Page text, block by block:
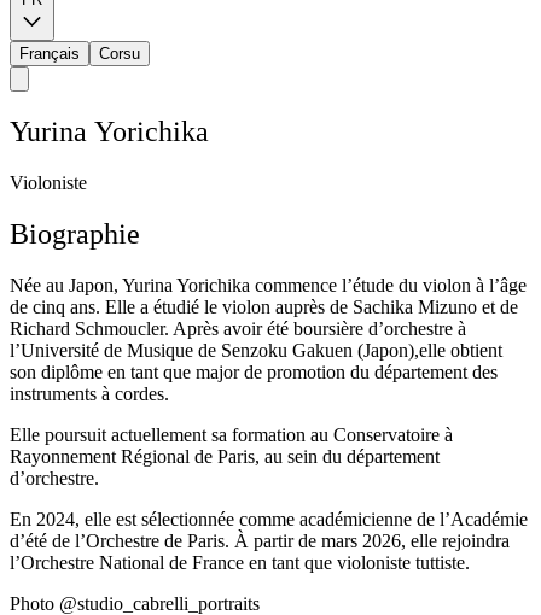
Français Corsu
Yurina Yorichika
Violoniste
Biographie
Née au Japon, Yurina Yorichika commence l’étude du violon à l’âge
de cinq ans. Elle a étudié le violon auprès de Sachika Mizuno et de
Richard Schmoucler. Après avoir été boursière d’orchestre à
l’Université de Musique de Senzoku Gakuen (Japon),elle obtient
son diplôme en tant que major de promotion du département des
instruments à cordes.
Elle poursuit actuellement sa formation au Conservatoire à
Rayonnement Régional de Paris, au sein du département
d’orchestre.
En 2024, elle est sélectionnée comme académicienne de l’Académie
d’été de l’Orchestre de Paris. À partir de mars 2026, elle rejoindra
l’Orchestre National de France en tant que violoniste tuttiste.
Photo @studio_cabrelli_portraits